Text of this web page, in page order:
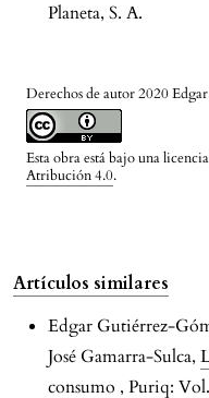
Derechos de autor 2020
Esta obra está bajo una
Atribución 4.0.
Planeta, S. A.
Artículos similares
Edgar Gutiérrez-
José Gamarra-Sulca,
consumo , Puriq: